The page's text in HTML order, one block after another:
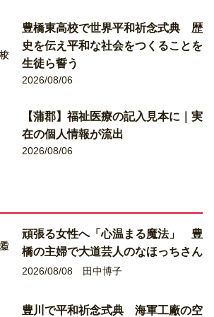
豊橋東高校で世界平和祈念式典 歴
史を伝え平和な社会をつくることを
生徒ら誓う
2026/08/06
【蒲郡】福祉医療の記入見本に｜実
在の個人情報が流出
2026/08/06
頑張る女性へ「心温まる魔法」 豊
橋の主婦で大道芸人のなほっちさん
2026/08/08 田中博子
豊川で平和祈念式典 海軍工廠の空